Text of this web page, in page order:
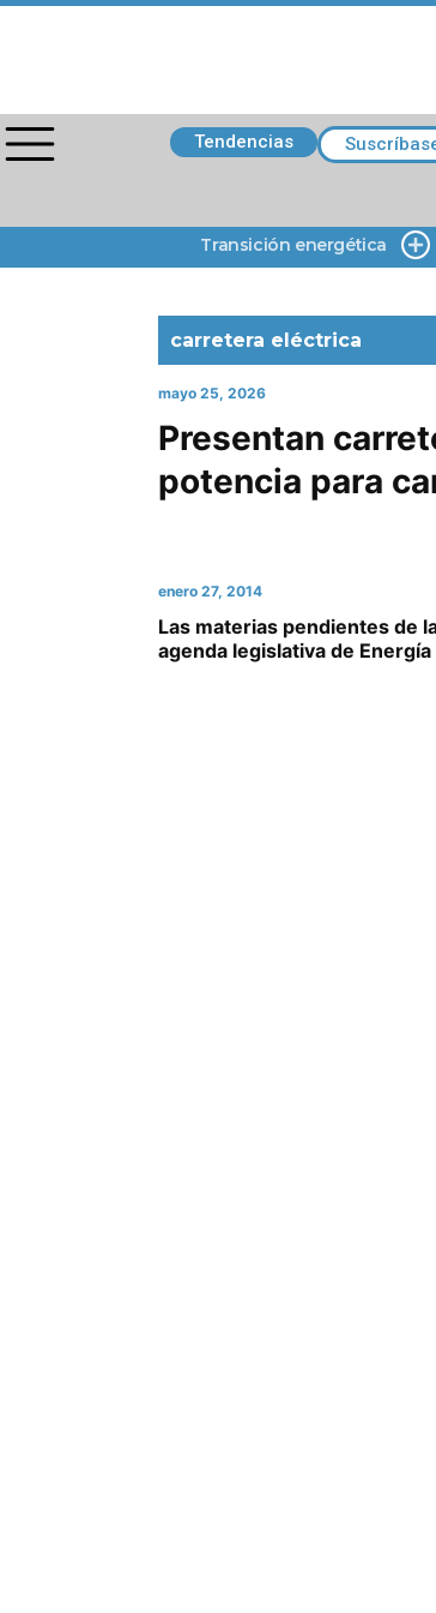
Tendencias
Transición energética
carretera eléctrica
mayo 25, 2026
Presentan
potencia para
enero 27, 2014
Las materias pendientes de
agenda legislativa de Energía